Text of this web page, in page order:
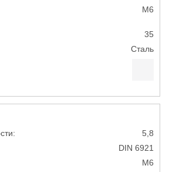
М6
35
Сталь
5,8
DIN 6921
М6